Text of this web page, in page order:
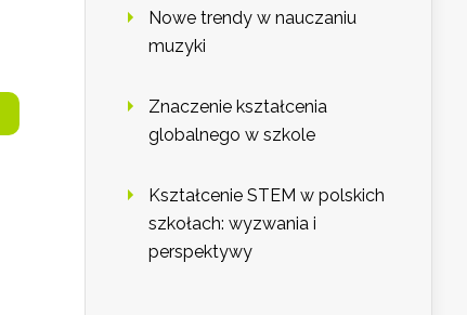
Nowe trendy w nauczaniu
muzyki
Znaczenie kształcenia
globalnego w szkole
Kształcenie STEM w polskich
szkołach: wyzwania i
perspektywy